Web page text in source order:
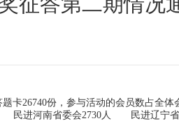
26740份，参与活动的会员数占全体
民进河南省委会2730人 民进辽